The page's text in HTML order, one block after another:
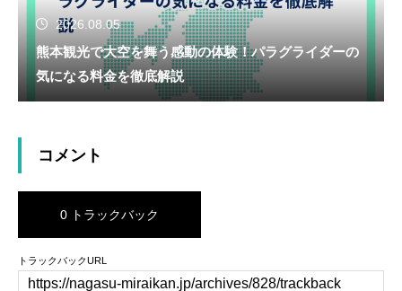
2026.08.05
熊本観光で大空を舞う感動の体験！パラグライダーの
気になる料金を徹底解説
コメント
0 トラックバック
トラックバックURL